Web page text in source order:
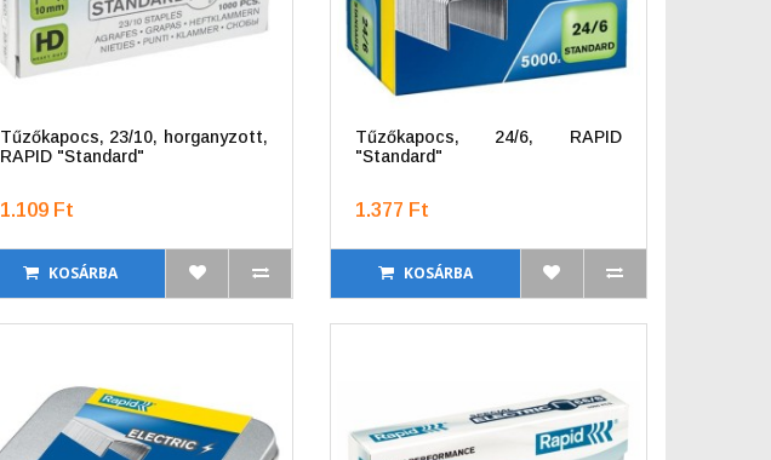
Tűzőkapocs, 23/10, horganyzott,
RAPID "Standard"
1.109 Ft
KOSÁRBA
Tűzőkapocs, 24/6, RAPID
"Standard"
1.377 Ft
KOSÁRBA